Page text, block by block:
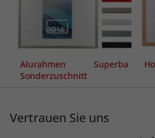
Alurahmen Superba
Sonderzuschnitt
Vertrauen Sie uns